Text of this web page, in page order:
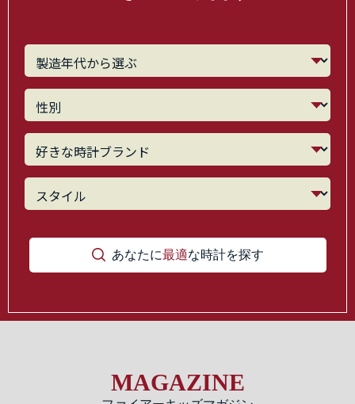
あなたに最適な時計を探す
MAGAZINE